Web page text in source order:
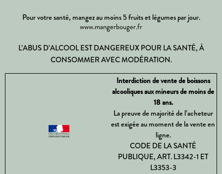
Pour votre santé, mangez au moins 5 fruits et légumes par jour.
www.mangerbouger.fr
L’ABUS D’ALCOOL EST DANGEREUX POUR LA SANTÉ, À
CONSOMMER AVEC MODÉRATION.
Interdiction de vente de boissons
alcooliques aux mineurs de moins de
18 ans.
La preuve de majorité de l’acheteur
est exigée au moment de la vente en
ligne.
CODE DE LA SANTÉ
PUBLIQUE, ART. L3342-1 ET
L3353-3